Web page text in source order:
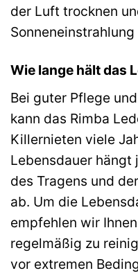
der Luft trocknen
Wie lange hält das
Bei guter Pflege
kann das Rimba
Killernieten viele
Lebensdauer
des Tragens und
ab. Um die
empfehlen wir
regelmäßig zu
vor extremen